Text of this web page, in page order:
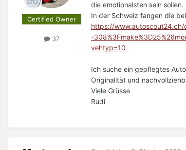
Certified Owner
37
die emotionalsten sein
In der Schweiz fangen die
https://
-
vehtyp=10
Ich suche ein gepflegtes
Originalität und
Viele Grüsse
Rudi